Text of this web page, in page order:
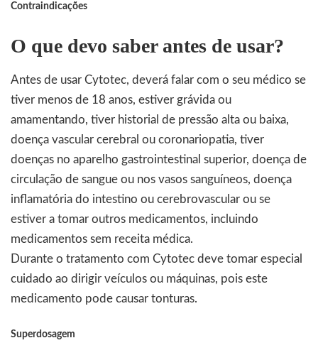
Contraindicações
O que devo saber antes de usar?
Antes de usar Cytotec, deverá falar com o seu médico se
tiver menos de 18 anos, estiver grávida ou
amamentando, tiver historial de pressão alta ou baixa,
doença vascular cerebral ou coronariopatia, tiver
doenças no aparelho gastrointestinal superior, doença de
circulação de sangue ou nos vasos sanguíneos, doença
inflamatória do intestino ou cerebrovascular ou se
estiver a tomar outros medicamentos, incluindo
medicamentos sem receita médica.
Durante o tratamento com Cytotec deve tomar especial
cuidado ao dirigir veículos ou máquinas, pois este
medicamento pode causar tonturas.
Superdosagem